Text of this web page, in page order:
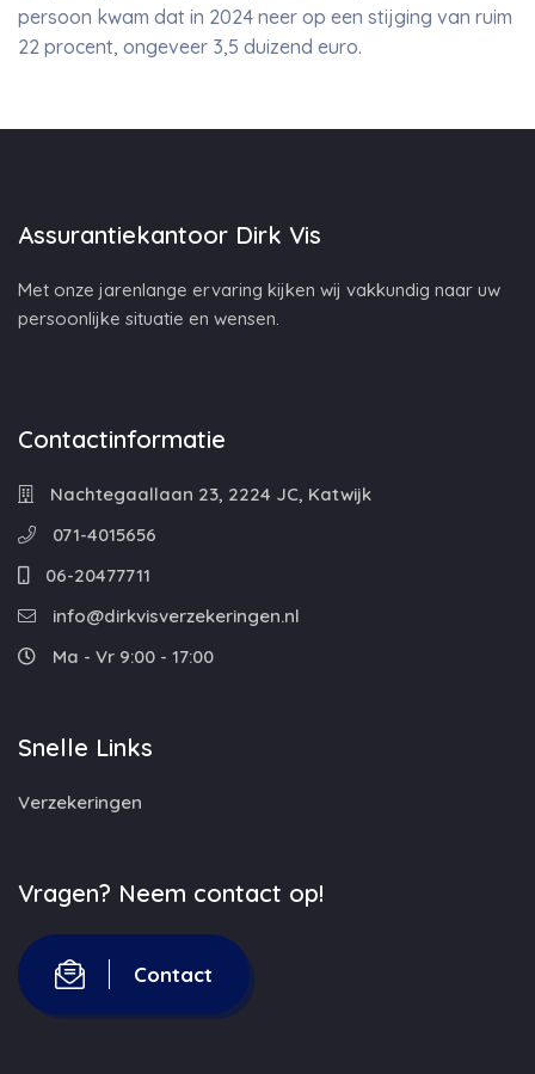
persoon kwam dat in 2024 neer op een stijging van ruim
22 procent, ongeveer 3,5 duizend euro.
Assurantiekantoor Dirk Vis
Met onze jarenlange ervaring kijken wij vakkundig naar uw
persoonlijke situatie en wensen.
Contactinformatie
Nachtegaallaan 23, 2224 JC, Katwijk
071-4015656
06-20477711
info@dirkvisverzekeringen.nl
Ma - Vr 9:00 - 17:00
Snelle Links
Verzekeringen
Vragen? Neem contact op!
Contact